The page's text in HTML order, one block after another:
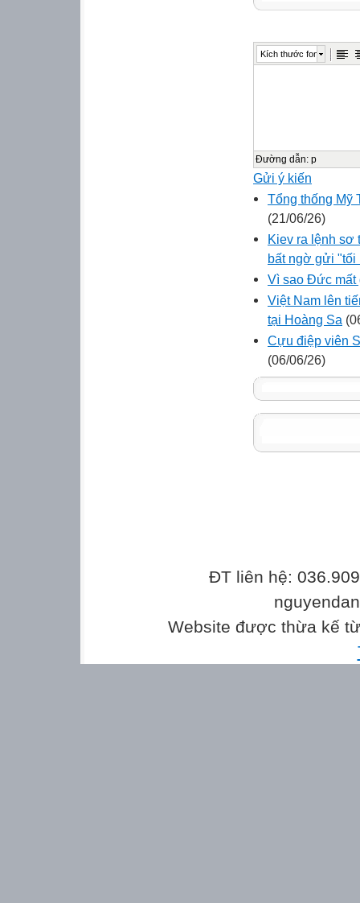
Kích thước font
Đường dẫn: p
Gửi ý kiến
Tổng thống Mỹ
(21/06/26)
Kiev ra lệnh sơ
bất ngờ gửi "tối
Vì sao Đức mất
Việt Nam lên
tại Hoàng Sa
Cựu điệp viên
(06/06/26)
ĐT liên hệ:
Website được thừa kế